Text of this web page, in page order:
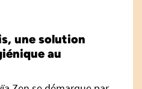
une solution
au